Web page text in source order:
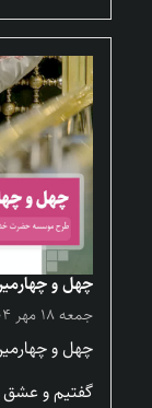
چهل و
جمعه ۱۸ مهر ۱۴۰۴
چهل و
گفتیم و عشق